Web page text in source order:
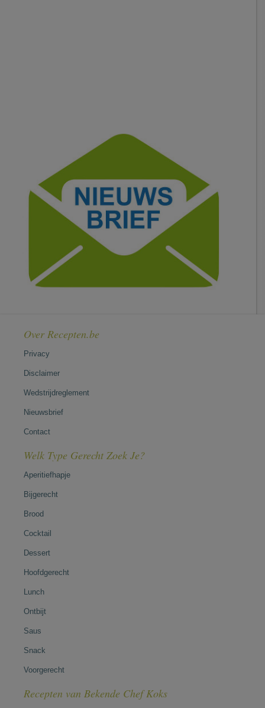
Over Recepten.be
Privacy
Disclaimer
Wedstrijdreglement
Nieuwsbrief
Contact
Welk Type Gerecht Zoek Je?
Aperitiefhapje
Bijgerecht
Brood
Cocktail
Dessert
Hoofdgerecht
Lunch
Ontbijt
Saus
Snack
Voorgerecht
Recepten van Bekende Chef Koks